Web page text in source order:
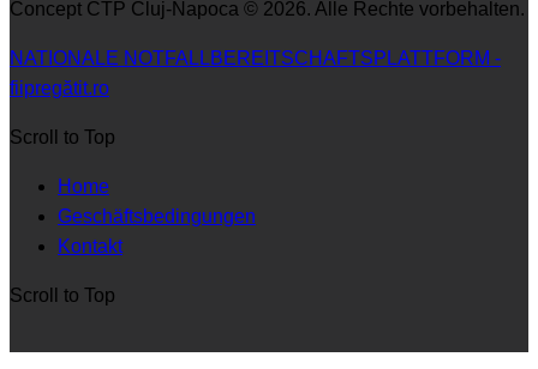
Concept CTP Cluj-Napoca © 2026. Alle Rechte vorbehalten.
NATIONALE NOTFALLBEREITSCHAFTSPLATTFORM -
fiipregătit.ro
Scroll to Top
Home
Geschäftsbedingungen
Kontakt
Scroll to Top